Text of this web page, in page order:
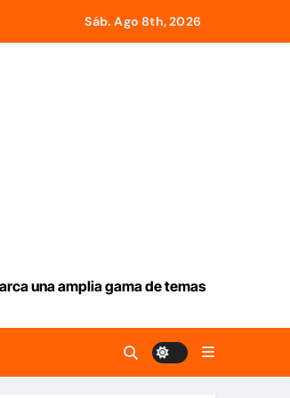
desde las comunidades
semana
las familias de Venezuela
Sáb. Ago 8th, 2026
una amplia gama de temas